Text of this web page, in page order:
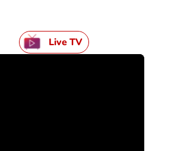
Live TV